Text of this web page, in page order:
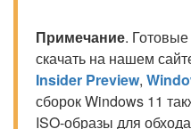
Примечание.
скачать на нашем
Insider Preview,
сборок Windows 11
ISO-образы для